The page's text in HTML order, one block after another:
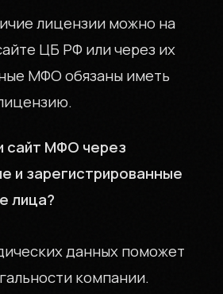
лицензии можно на
ЦБ РФ или через их
МФО обязаны иметь
сайт МФО через
и зарегистрированные
лица?
данных поможет
компании.